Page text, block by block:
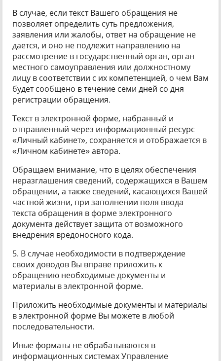
В случае, если текст Вашего обращения не
позволяет определить суть предложения,
заявления или жалобы, ответ на обращение не
дается, и оно не подлежит направлению на
рассмотрение в государственный орган, орган
местного самоуправления или должностному
лицу в соответствии с их компетенцией, о чем Вам
будет сообщено в течение семи дней со дня
регистрации обращения.
Текст в электронной форме, набранный и
отправленный через информационный ресурс
«Личный кабинет», сохраняется и отображается в
«Личном кабинете» автора.
Обращаем внимание, что в целях обеспечения
неразглашения сведений, содержащихся в Вашем
обращении, а также сведений, касающихся Вашей
частной жизни, при заполнении поля ввода
текста обращения в форме электронного
документа действует защита от возможного
внедрения вредоносного кода.
5. В случае необходимости в подтверждение
своих доводов Вы вправе приложить к
обращению необходимые документы и
материалы в электронной форме.
Приложить необходимые документы и материалы
в электронной форме Вы можете в любой
последовательности.
Иные форматы не обрабатываются в
информационных системах Управление